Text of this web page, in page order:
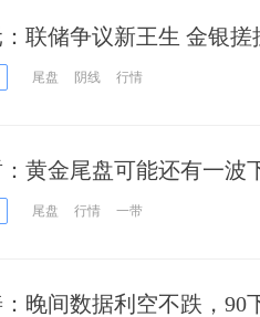
联储争议新王生 金银搓
尾盘 阴线 行情
黄金尾盘可能还有一波
尾盘 行情 一带
晚间数据利空不跌，90